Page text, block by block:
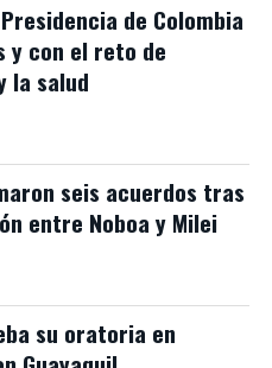
de Colombia
y con el reto de
la salud
seis acuerdos tras
entre Noboa y Milei
su oratoria en